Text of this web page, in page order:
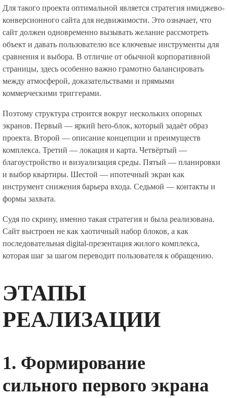
Для такого проекта оптимальной является стратегия имиджево-
конверсионного сайта для недвижимости. Это означает, что
сайт должен одновременно вызывать желание рассмотреть
объект и давать пользователю все ключевые инструменты для
сравнения и выбора. В отличие от обычной корпоративной
страницы, здесь особенно важно грамотно балансировать
между атмосферой, доказательствами и прямыми
коммерческими триггерами.
Поэтому структура строится вокруг нескольких опорных
экранов. Первый — яркий hero-блок, который задаёт образ
проекта. Второй — описание концепции и преимуществ
комплекса. Третий — локация и карта. Четвёртый —
благоустройство и визуализация среды. Пятый — планировки
и выбор квартиры. Шестой — ипотечный экран как
инструмент снижения барьера входа. Седьмой — контакты и
формы захвата.
Судя по скрину, именно такая стратегия и была реализована.
Сайт выстроен не как хаотичный набор блоков, а как
последовательная digital-презентация жилого комплекса,
которая шаг за шагом переводит пользователя к обращению.
ЭТАПЫ
РЕАЛИЗАЦИИ
1. Формирование
сильного первого экрана